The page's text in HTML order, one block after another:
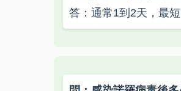
答：通常1到2天，最